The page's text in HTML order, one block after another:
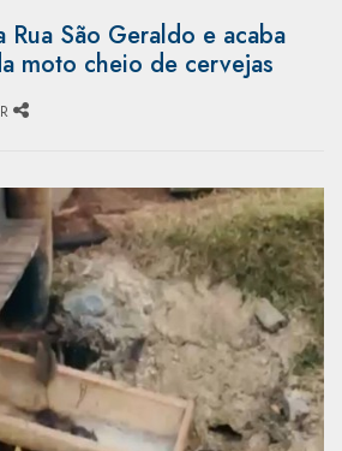
Rua São Geraldo e acaba
moto cheio de cervejas